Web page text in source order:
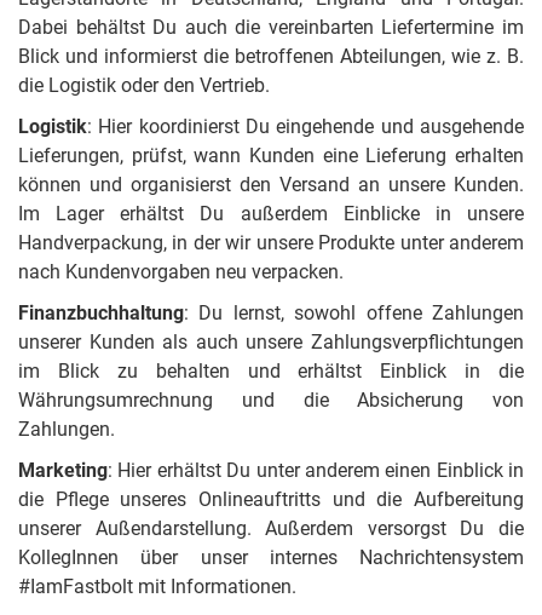
Dabei behältst Du auch die vereinbarten Liefertermine im
Blick und informierst die betroffenen Abteilungen, wie z. B.
die Logistik oder den Vertrieb.
Logistik: Hier koordinierst Du eingehende und ausgehende
Lieferungen, prüfst, wann Kunden eine Lieferung erhalten
können und organisierst den Versand an unsere Kunden.
Im Lager erhältst Du außerdem Einblicke in unsere
Handverpackung, in der wir unsere Produkte unter anderem
nach Kundenvorgaben neu verpacken.
Finanzbuchhaltung: Du lernst, sowohl offene Zahlungen
unserer Kunden als auch unsere Zahlungsverpflichtungen
im Blick zu behalten und erhältst Einblick in die
Währungsumrechnung und die Absicherung von
Zahlungen.
Marketing: Hier erhältst Du unter anderem einen Einblick in
die Pflege unseres Onlineauftritts und die Aufbereitung
unserer Außendarstellung. Außerdem versorgst Du die
KollegInnen über unser internes Nachrichtensystem
#IamFastbolt mit Informationen.